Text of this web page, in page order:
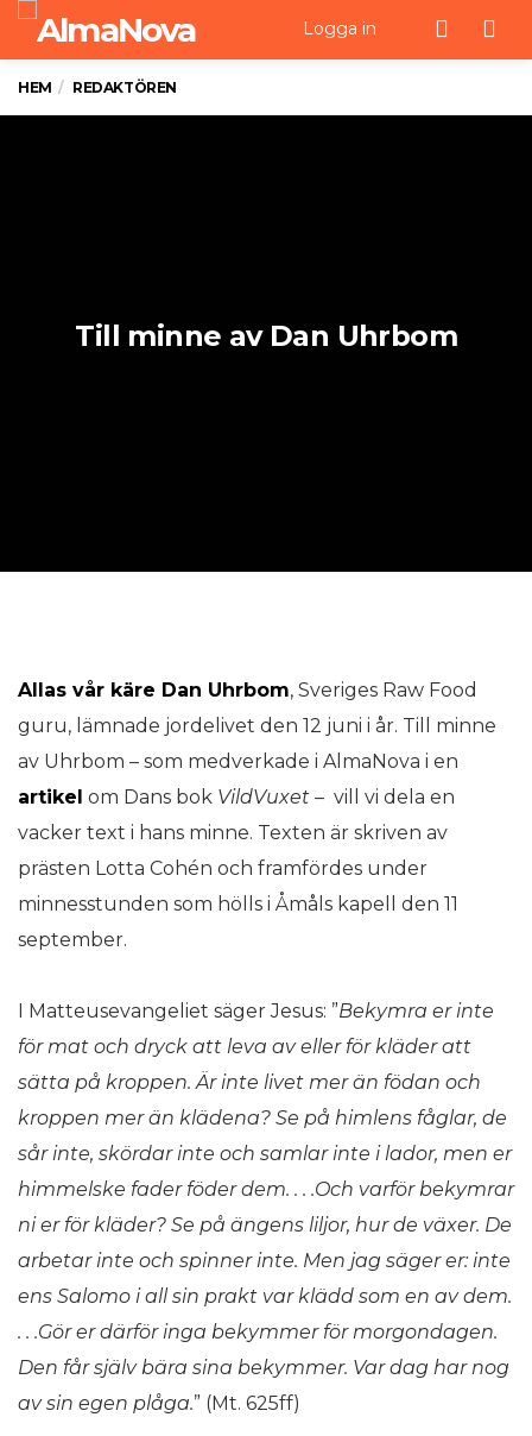
Logga in
HEM REDAKTÖREN
Till minne av Dan Uhrbom
Allas vår käre Dan Uhrbom, Sveriges Raw Food
guru, lämnade jordelivet den 12 juni i år. Till minne
av Uhrbom – som medverkade i AlmaNova i en
artikel om Dans bok VildVuxet – vill vi dela en
vacker text i hans minne. Texten är skriven av
prästen Lotta Cohén och framfördes under
minnesstunden som hölls i Åmåls kapell den 11
september.
I Matteusevangeliet säger Jesus: ”Bekymra er inte
för mat och dryck att leva av eller för kläder att
sätta på kroppen.Är inte livet merän födan och
kroppen merän klädena? Se på himlens fåglar, de
sår inte, skördar inte och samlar inte i lador, men er
himmelske fader föder dem. . . .Och varför bekymrar
ni er för kläder? Se på ängens liljor, hur de växer. De
arbetar inte och spinner inte. Men jag säger er: inte
ens Salomo i all sin prakt var klädd som en av dem.
. . .Gör er därför inga bekymmer för morgondagen.
Den får själv bära sina bekymmer. Var dag har nog
av sin egen plåga.” (Mt. 625ff)